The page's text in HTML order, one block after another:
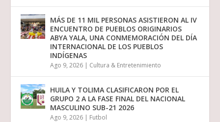
MÁS DE 11 MIL PERSONAS ASISTIERON AL IV
ENCUENTRO DE PUEBLOS ORIGINARIOS
ABYA YALA, UNA CONMEMORACIÓN DEL DÍA
INTERNACIONAL DE LOS PUEBLOS
INDÍGENAS
Ago 9, 2026 | Cultura & Entretenimiento
HUILA Y TOLIMA CLASIFICARON POR EL
GRUPO 2 A LA FASE FINAL DEL NACIONAL
MASCULINO SUB-21 2026
Ago 9, 2026 | Futbol